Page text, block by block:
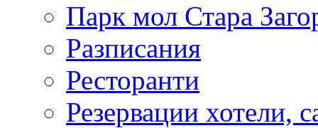
Парк мол Стара
Разписания
Ресторанти
Резервации хотели,